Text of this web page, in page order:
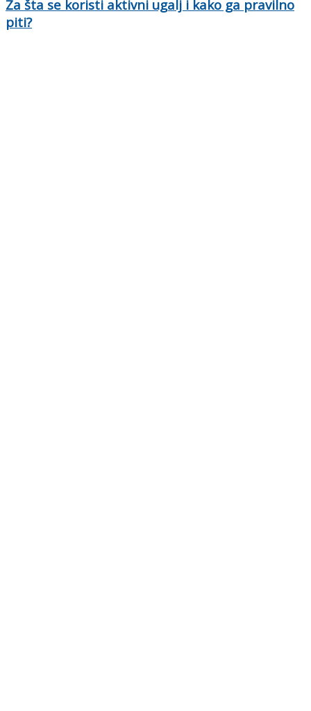
Za šta se koristi aktivni ugalj i kako ga pravilno
piti?